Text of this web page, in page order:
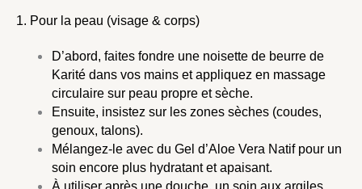
1. Pour la peau (visage & corps)
D’abord, faites fondre une noisette de beurre de
Karité dans vos mains et appliquez en massage
circulaire sur peau propre et sèche.
Ensuite, insistez sur les zones sèches (coudes,
genoux, talons).
Mélangez-le avec du Gel d’Aloe Vera Natif pour un
soin encore plus hydratant et apaisant.
À utiliser après une douche, un soin aux argiles